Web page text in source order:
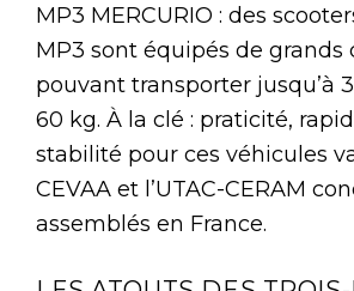
MP3 MERCURIO : des
MP3 sont équipés de grands
pouvant transporter jusqu’à
60 kg. À la clé : praticité,
stabilité pour ces véhicules
CEVAA et l’UTAC-CERAM
assemblés en France.